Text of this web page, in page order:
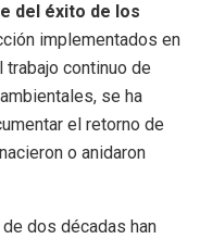
del éxito de los
implementados en
trabajo continuo de
se ha
el retorno de
o anidaron
dos décadas han